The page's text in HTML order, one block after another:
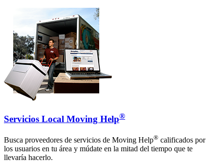
Servicios Local Moving Help®
Busca proveedores de servicios de Moving Help® calificados por
los usuarios en tu área y múdate en la mitad del tiempo que te
llevaría hacerlo.